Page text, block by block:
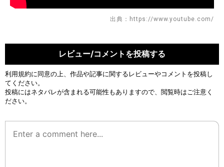
出典：https://www.youtube.com/
レビュー/コメントを投稿する
利用規約に同意の上、作品や記事に関するレビューやコメントを投稿し
てください。
投稿にはネタバレが含まれる可能性もありますので、閲覧時はご注意く
ださい。